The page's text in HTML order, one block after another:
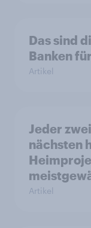
Das sind
Banken
Artikel
Jeder
nächsten
Artikel